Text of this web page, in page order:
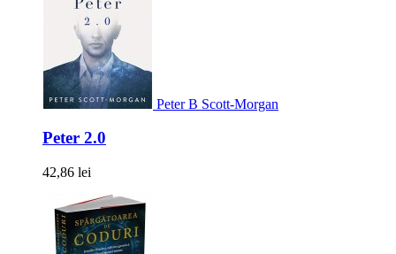
Peter B Scott-Morgan
Peter 2.0
42,86 lei